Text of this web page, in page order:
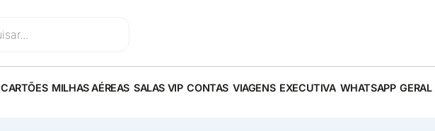
CARTÕES MILHAS AÉREAS SALAS VIP CONTAS VIAGENS EXECUTIVA WHATSAPP GERAL